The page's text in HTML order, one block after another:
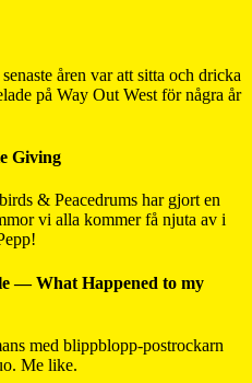
åren var att sitta och dricka
på Way Out West för några år
Giving
& Peacedrums har gjort en
vi alla kommer få njuta av i
— What Happened to my
med blippblopp-postrockarn
Me like.